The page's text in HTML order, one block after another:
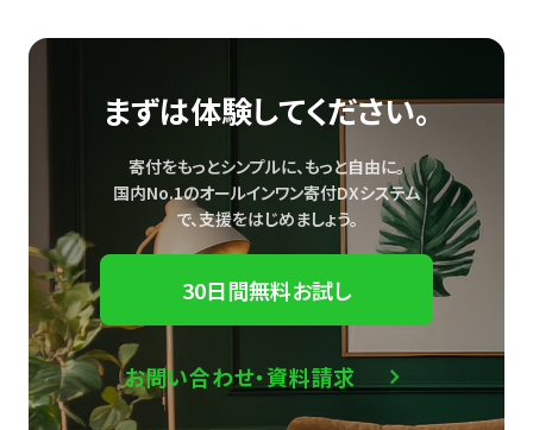
まずは体験してください。
寄付をもっとシンプルに、もっと自由に。
国内No.1のオールインワン寄付DXシステム
で、支援をはじめましょう。
30日間無料お試し
お問い合わせ・資料請求